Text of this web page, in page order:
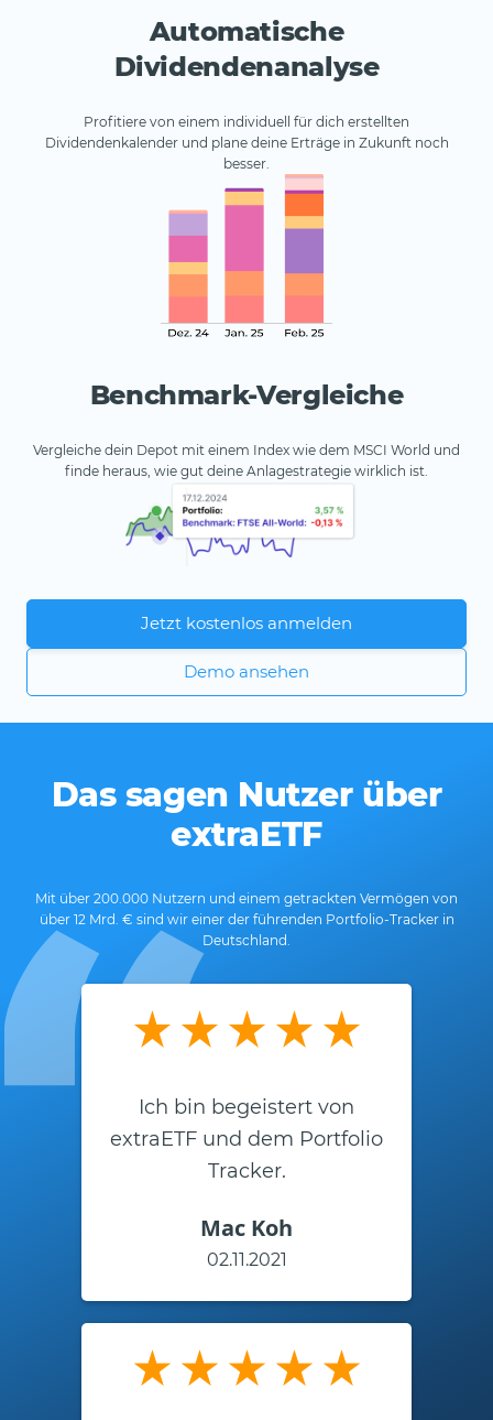
Automatische
Dividendenanalyse
Profitiere von einem individuell für dich erstellten
Dividendenkalender und plane deine Erträge in Zukunft noch
besser.
Benchmark-Vergleiche
Vergleiche dein Depot mit einem Index wie dem MSCI World und
finde heraus, wie gut deine Anlagestrategie wirklich ist.
Jetzt kostenlos anmelden
Demo ansehen
Das sagen Nutzer über
extraETF
Mit über 200.000 Nutzern und einem getrackten Vermögen von
über 12 Mrd. € sind wir einer der führenden Portfolio-Tracker in
Deutschland.
Ich bin begeistert von
extraETF und dem Portfolio
Tracker.
Mac Koh
02.11.2021